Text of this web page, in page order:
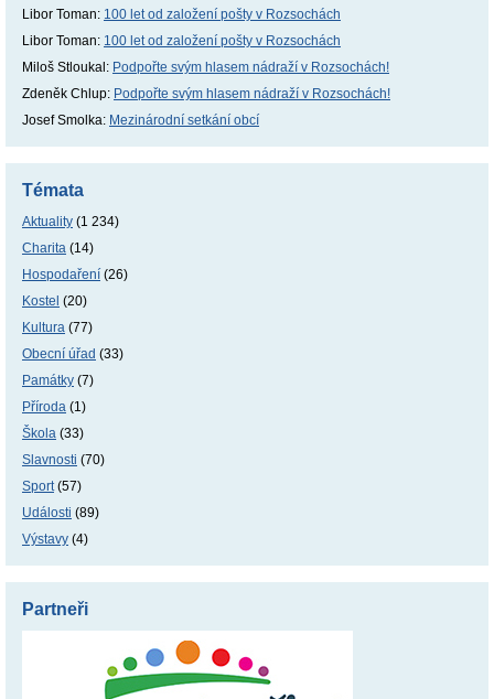
Libor Toman: 100 let od založení pošty v Rozsochách
Libor Toman: 100 let od založení pošty v Rozsochách
Miloš Stloukal : Podpořte svým hlasem nádraží v Rozsochách!
Zdeněk Chlup: Podpořte svým hlasem nádraží v Rozsochách!
Josef Smolka: Mezinárodní setkání obcí
Témata
Aktuality (1 234)
Charita (14)
Hospodaření (26)
Kostel (20)
Kultura (77)
Obecní úřad (33)
Památky (7)
Příroda (1)
Škola (33)
Slavnosti (70)
Sport(57)
Události (89)
Výstavy (4)
Partneři